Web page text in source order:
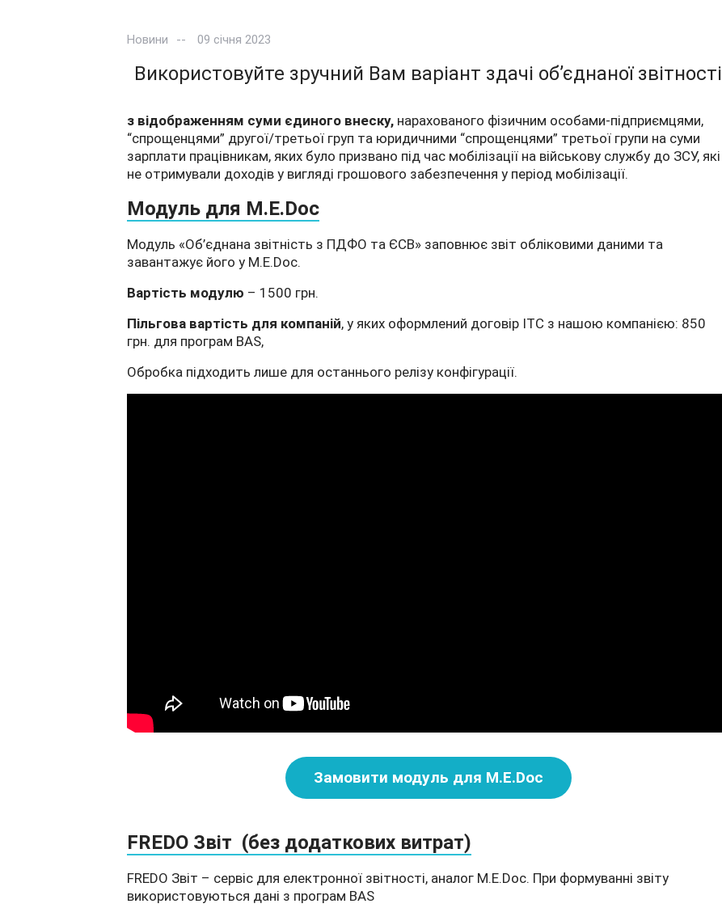
Новини 09 січня 2023
Використовуйте зручний Вам варіант здачі об’єднаної звітності
з відображенням суми єдиного внеску, нарахованого фізичним особами-підприємцями,
“спрощенцями” другої/третьої груп та юридичними “спрощенцями” третьої групи на суми
зарплати працівникам, яких було призвано під час мобілізації на військову службу до ЗСУ, які
не отримували доходів у вигляді грошового забезпечення у період мобілізації.
Модуль для M.E.Doc
Модуль «Об’єднана звітність з ПДФО та ЄСВ» заповнює звіт обліковими даними та
завантажує його у M.E.Doc.
Вартість модулю – 1500 грн.
Пільгова вартість для компаній, у яких оформлений договір ІТС з нашою компанією: 850
грн. для програм BAS,
Обробка підходить лише для останнього релізу конфігурації.
Замовити модуль для M.E.Doc
FREDO Звіт (без додаткових витрат)
FREDO Звіт – сервіс для електронної звітності, аналог M.E.Doc. При формуванні звіту
використовуються дані з програм BAS